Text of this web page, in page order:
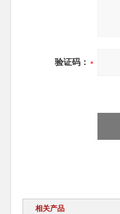
验证码：
相关产品